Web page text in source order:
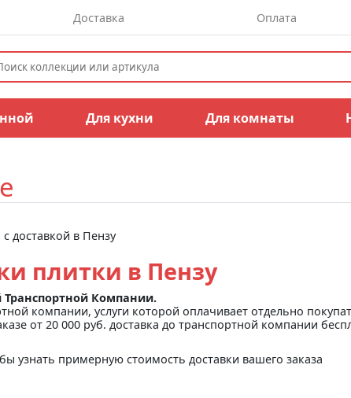
Доставка Оплата
Для кухни Для комнаты
доставкой в Пензу
плитки в Пензу
Транспортной Компании.
компании, услуги которой оплачивает отдельно
от 20 000 руб. доставка до транспортной компании
узнать примерную стоимость доставки вашего заказа